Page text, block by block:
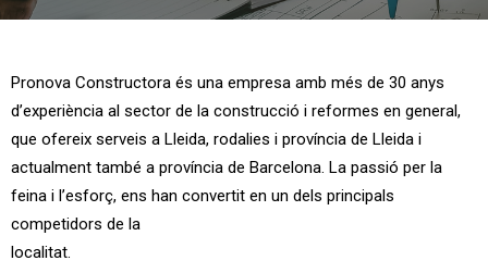
Pronova Constructora és una empresa amb més de 30 anys
d’experiència al sector de la construcció i reformes en general,
que ofereix serveis a Lleida, rodalies i província de Lleida i
actualment també a província de Barcelona. La passió per la
feina i l’esforç, ens han convertit en un dels principals
competidors de la
localitat.